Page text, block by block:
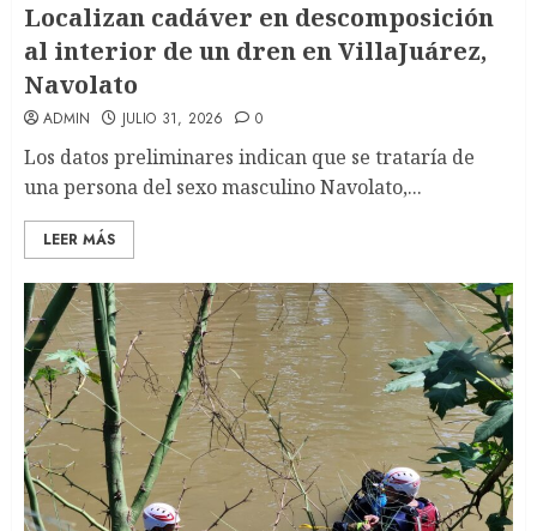
Localizan cadáver en descomposición
al interior de un dren en VillaJuárez,
Navolato
ADMIN JULIO 31, 2026 0
Los datos preliminares indican que se trataría de
una persona del sexo masculino Navolato,...
LEER MÁS